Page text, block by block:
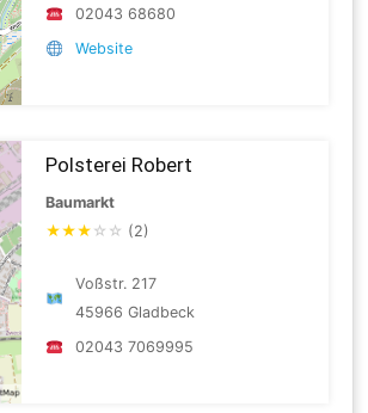
02043 68680
Website
Polsterei Robert
Baumarkt
★★★ ☆ ☆ (2)
Voßstr. 217
45966 Gladbeck
02043 7069995